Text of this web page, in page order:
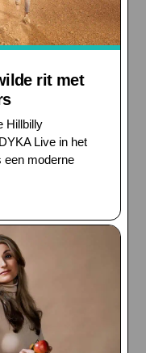
rit met
Hillbilly
Live in het
een moderne